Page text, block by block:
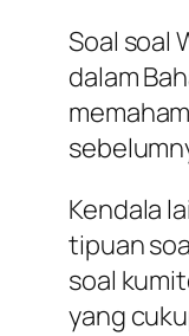
Soal soal
dalam
Kendala
tipuan
soal
yang